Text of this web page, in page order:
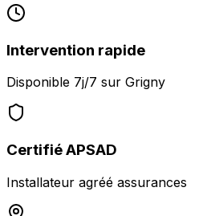
Intervention rapide
Disponible 7j/7 sur Grigny
Certifié APSAD
Installateur agréé assurances